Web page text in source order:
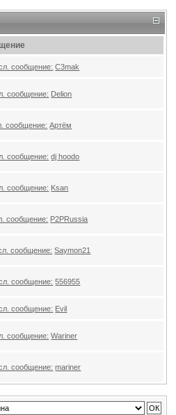
сообщение: C3mak
сообщение: Delion
сообщение: Артём
сообщение: dj hoodo
сообщение: Ksan
сообщение: P2PRussia
сообщение: Saymon21
сообщение: 556955
сообщение: Evil
сообщение: Wariner
сообщение: mariner